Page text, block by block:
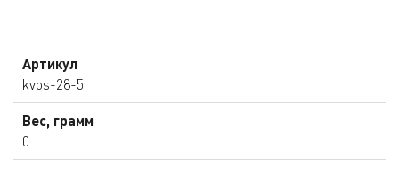
Артикул
kvos-28-5
Вес, грамм
0